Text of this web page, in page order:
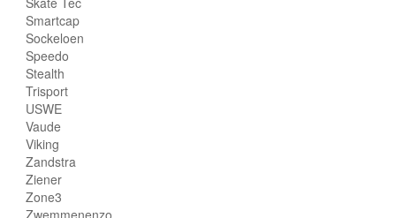
Smartcap
Sockeloen
Speedo
Stealth
Trisport
USWE
Vaude
Viking
Zandstra
Ziener
Zone3
Zwemmenenzo